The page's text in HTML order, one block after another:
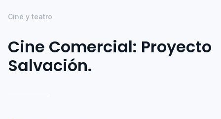
Cine y teatro
Cine Comercial: Proyecto
Salvación.